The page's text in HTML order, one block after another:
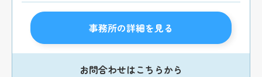
事務所の詳細を見る
お問合わせはこちらから